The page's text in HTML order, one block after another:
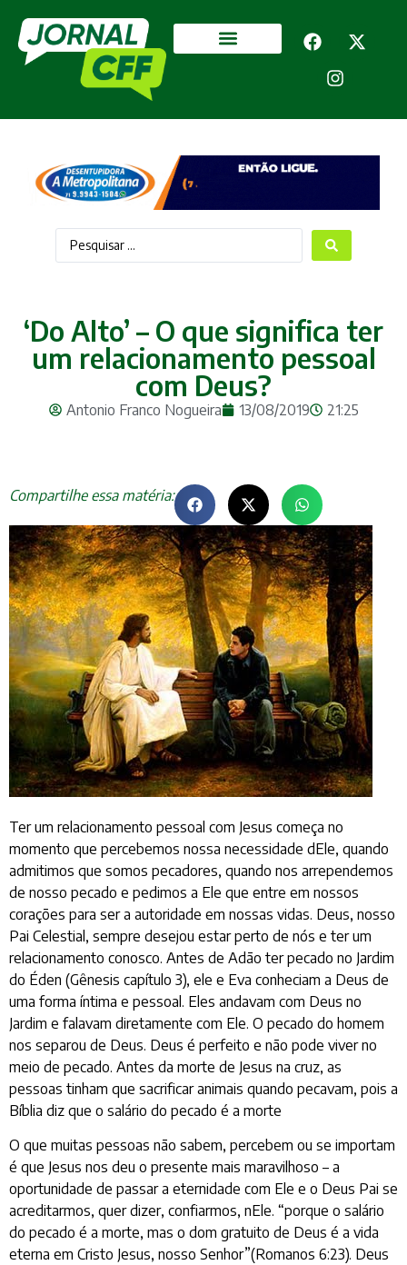
‘Do Alto’ – O que significa ter
um relacionamento pessoal
com Deus?
Antonio Franco Nogueira 13/08/2019 21:25
Compartilhe essa matéria:
Ter um relacionamento pessoal com Jesus começa no
momento que percebemos nossa necessidade dEle, quando
admitimos que somos pecadores, quando nos arrependemos
de nosso pecado e pedimos a Ele que entre em nossos
corações para ser a autoridade em nossas vidas. Deus, nosso
Pai Celestial, sempre desejou estar perto de nós e ter um
relacionamento conosco. Antes de Adão ter pecado no Jardim
do Éden (Gênesis capítulo 3), ele e Eva conheciam a Deus de
uma forma íntima e pessoal. Eles andavam com Deus no
Jardim e falavam diretamente com Ele. O pecado do homem
nos separou de Deus. Deus é perfeito e não pode viver no
meio de pecado. Antes da morte de Jesus na cruz, as
pessoas tinham que sacrificar animais quando pecavam, pois a
Bíblia diz que o salário do pecado é a morte
O que muitas pessoas não sabem, percebem ou se importam
é que Jesus nos deu o presente mais maravilhoso – a
oportunidade de passar a eternidade com Ele e o Deus Pai se
acreditarmos, quer dizer, confiarmos, nEle. “porque o salário
do pecado é a morte, mas o dom gratuito de Deus é a vida
eterna em Cristo Jesus, nosso Senhor”(Romanos 6:23). Deus